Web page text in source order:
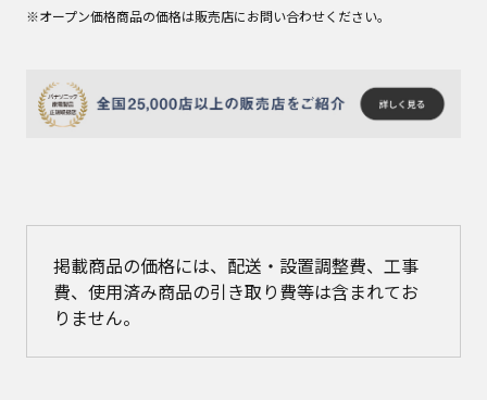
※オープン価格商品の価格は販売店にお問い合わせください。
掲載商品の価格には、配送・設置調整費、工事
費、使用済み商品の引き取り費等は含まれてお
りません。​